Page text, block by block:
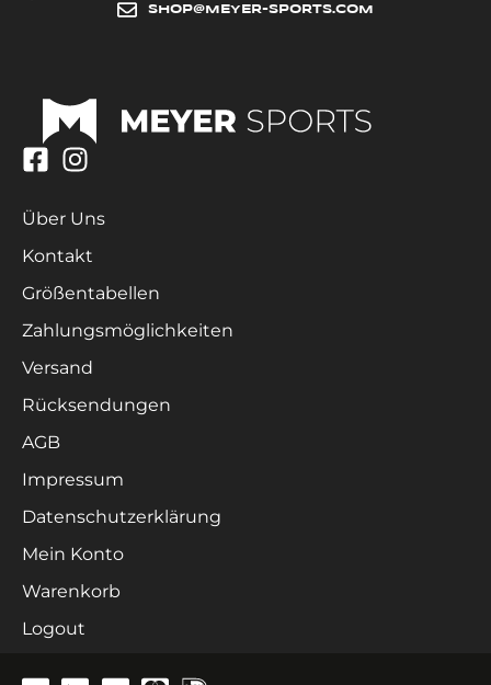
SHOP@MEYER-SPORTS.COM
Über Uns
Kontakt
Größentabellen
Zahlungsmöglichkeiten
Versand
Rücksendungen
AGB
Impressum
Datenschutzerklärung
Mein Konto
Warenkorb
Logout